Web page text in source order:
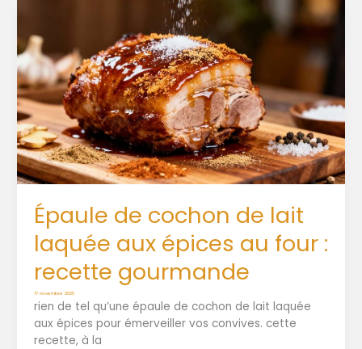
Épaule de cochon de lait
laquée aux épices au four :
recette gourmande
17 novembre 2025
rien de tel qu’une épaule de cochon de lait laquée
aux épices pour émerveiller vos convives. cette
recette, à la